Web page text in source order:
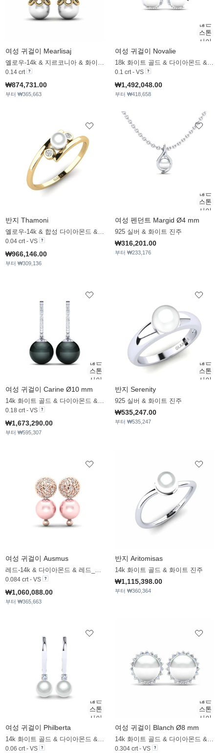
여성 귀걸이 Mearlisaj
옐로우-14k & 지르코니아 & 화이트 진주
0.14 crt
₩874,731.00
부터 ₩365,663
여성 귀걸이 Novalie
18k 화이트 골드 & 다이아몬드 & 화이트 진주
0.1 crt - VS
₩1,492,048.00
부터 ₩418,658
반지 Thamoni
옐로우-14k & 합성 다이아몬드 & 화이트 진주
0.04 crt - VS
₩966,146.00
부터 ₩309,136
여성 펜던트 Margid Ø4 mm
925 실버 & 화이트 진주
₩316,201.00
부터 ₩233,176
여성 귀걸이 Carine Ø10 mm
14k 화이트 골드 & 다이아몬드 & 블랙_진주
0.18 crt - VS
₩1,673,290.00
부터 ₩595,307
반지 Serenity
925 실버 & 화이트 진주
₩535,247.00
부터 ₩535,247
여성 귀걸이 Ausmus
레드-14k & 다이아몬드 & 레드_진주
0.084 crt - VS
₩1,060,088.00
부터 ₩365,663
반지 Aritomisas
14k 화이트 골드 & 화이트 진주
₩1,115,398.00
부터 ₩360,364
여성 귀걸이 Philberta
14k 화이트 골드 & 다이아몬드 & 화이트 진주
0.06 crt - VS
여성 귀걸이 Blanch Ø8 mm
14k 화이트 골드 & 다이아몬드 & 화이트 진주
0.304 crt - VS